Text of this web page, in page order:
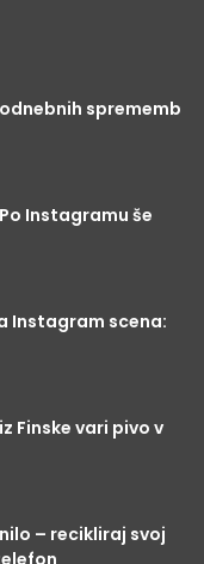
sprememb
Instagramu še
Instagram scena:
Finske vari pivo v
– recikliraj svoj